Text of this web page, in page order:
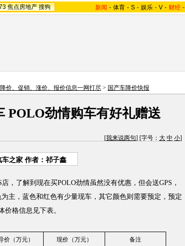
焦点房地产 搜狗 新闻 - 体育 - S - 娱乐 - V - 财经 -
价、促销、涨价、报价信息一网打尽 > 国产车降价快报
POLO劲情购车有好礼赠送
[我来说两句] [字号： 大 中 小]
车之家 作者：祁子鑫
了解到现在买POLO劲情虽然没有优惠，但会送GPS，
主，蓝色和红色有少量现车，其它颜色则需要预定，预定
价格信息见下表。
价（万元） 现价（万元） 备注